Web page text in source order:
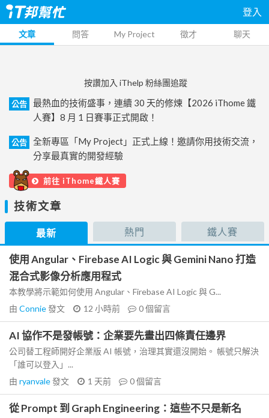
登入
文章 問答 My Project 徵才 聊天
按讚加入 iThelp 粉絲團追蹤
公告
最熱血的技術盛事，連續 30 天的修煉【2026 iThome 鐵
人賽】8 月 1 日賽事正式開啟！
公告
全新專區「My Project」正式上線！邀請你用技術交流，
分享最真實的開發經驗
前往 iThome鐵人賽
技術文章
最新 熱門 鐵人賽
使用 Angular、Firebase AI Logic 與 Gemini Nano 打造
混合式影像分析應用程式
本教學將示範如何使用 Angular、Firebase AI Logic 與 G...
由 Connie發文 12 小時前 0個留言
AI 協作不是發帳號：企業要先畫出四條責任邊界
公司替工程師開好企業版 AI 帳號，治理其實還沒開始。 帳號只解決
「誰可以登入」...
由 ryanvale發文 1 天前 0個留言
從 Prompt 到 Graph Engineering：這些不只是新名